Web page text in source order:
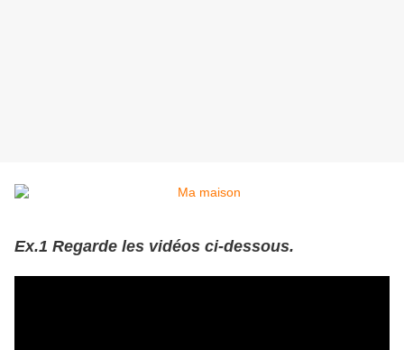
Ex.1 Regarde les vidéos ci-dessous.